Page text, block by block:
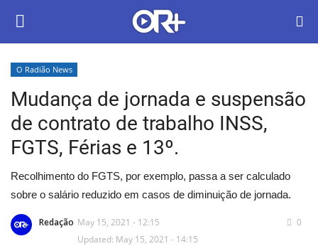
Home
Últimas
Radio & Tv
O Radião News
Mudança de jornada e suspensão
de contrato de trabalho INSS,
FGTS, Férias e 13º.
Recolhimento do FGTS, por exemplo, passa a ser calculado
sobre o salário reduzido em casos de diminuição de jornada.
Redação May 15, 2021 - 12:15
Updated: May 15, 2021 - 14:15
0